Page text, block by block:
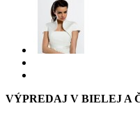
VÝPREDAJ V BIELEJ A